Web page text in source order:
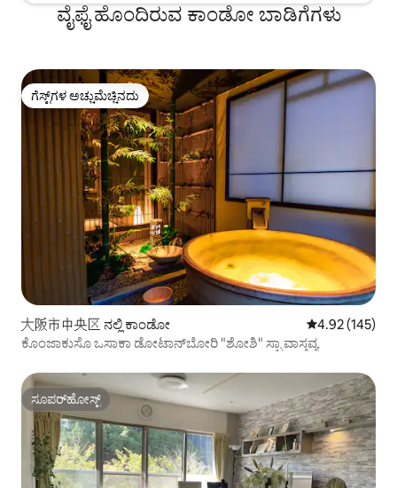
ವೈಫೈ ಹೊಂದಿರುವ ಕಾಂಡೋ ಬಾಡಿಗೆಗಳು
ಗೆಸ್ಟ್‌ಗಳ ಅಚ್ಚುಮೆಚ್ಚಿನದು
ಗೆಸ್ಟ್‌ಗಳ ಅಚ್ಚುಮೆಚ್ಚಿನದು
大阪市中央区 ನಲ್ಲಿ ಕಾಂಡೋ 5 ರಲ್ಲಿ 4.92
4.92 (145)
ಕೊಂಜಾಕುಸೊ ಒಸಾಕಾ ಡೋಟಾನ್‌ಬೋರಿ "ಶೋಶಿ" ಸ್ಪಾ ವಾಸ್ತವ್ಯ
ಸೂಪರ್‌ಹೋಸ್ಟ್
ಸೂಪರ್‌ಹೋಸ್ಟ್